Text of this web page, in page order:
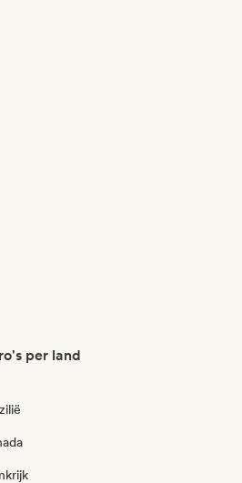
per land